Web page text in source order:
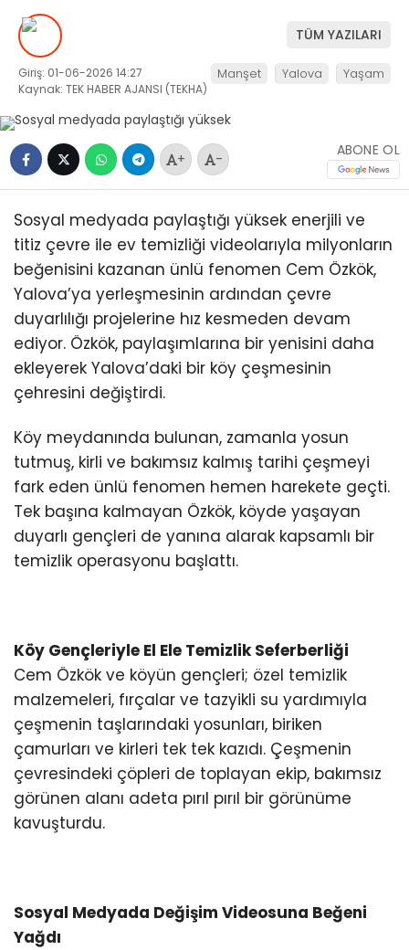
TÜM YAZILARI
Giriş: 01-06-2026 14:27
Kaynak: TEK HABER AJANSI (TEKHA)
Manşet Yalova Yaşam
+ -
ABONE OL
Sosyal medyada paylaştığı yüksek enerjili ve
titiz çevre ile ev temizliği videolarıyla milyonların
beğenisini kazanan ünlü fenomen Cem Özkök,
Yalova’ya yerleşmesinin ardından çevre
duyarlılığı projelerine hız kesmeden devam
ediyor. Özkök, paylaşımlarına bir yenisini daha
ekleyerek Yalova’daki bir köy çeşmesinin
çehresini değiştirdi.
Köy meydanında bulunan, zamanla yosun
tutmuş, kirli ve bakımsız kalmış tarihi çeşmeyi
fark eden ünlü fenomen hemen harekete geçti.
Tek başına kalmayan Özkök, köyde yaşayan
duyarlı gençleri de yanına alarak kapsamlı bir
temizlik operasyonu başlattı.
Köy Gençleriyle El Ele Temizlik Seferberliği
Cem Özkök ve köyün gençleri; özel temizlik
malzemeleri, fırçalar ve tazyikli su yardımıyla
çeşmenin taşlarındaki yosunları, biriken
çamurları ve kirleri tek tek kazıdı. Çeşmenin
çevresindeki çöpleri de toplayan ekip, bakımsız
görünen alanı adeta pırıl pırıl bir görünüme
kavuşturdu.
Sosyal Medyada Değişim Videosuna Beğeni
Yağdı